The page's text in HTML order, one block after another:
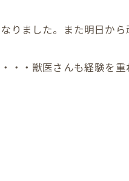
りました。また明日から
・・獣医さんも経験を重